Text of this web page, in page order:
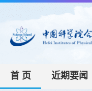
首 页 近期要闻